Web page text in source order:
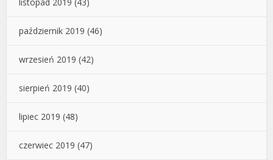
listopad 2019 (43)
październik 2019 (46)
wrzesień 2019 (42)
sierpień 2019 (40)
lipiec 2019 (48)
czerwiec 2019 (47)